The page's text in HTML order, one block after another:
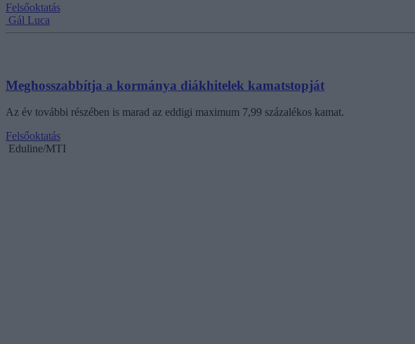
Felsőoktatás
Gál Luca
Meghosszabbítja a kormánya diákhitelek kamatstopját
Az év további részében is marad az eddigi maximum 7,99 százalékos kamat.
Felsőoktatás
Eduline/MTI